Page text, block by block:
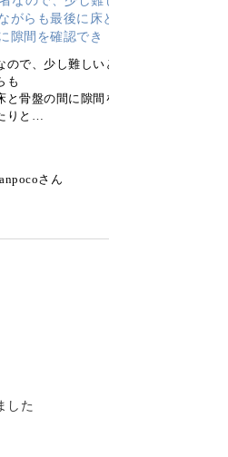
ずにいる方
せんか？
心まで満た
ので、少し難しいと感
も
と骨盤の間に隙間を確
りと
スッキリした気がしま
さん
した